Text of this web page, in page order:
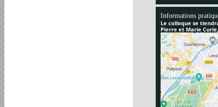
Informations
Le colloque se
Pierre et Marie